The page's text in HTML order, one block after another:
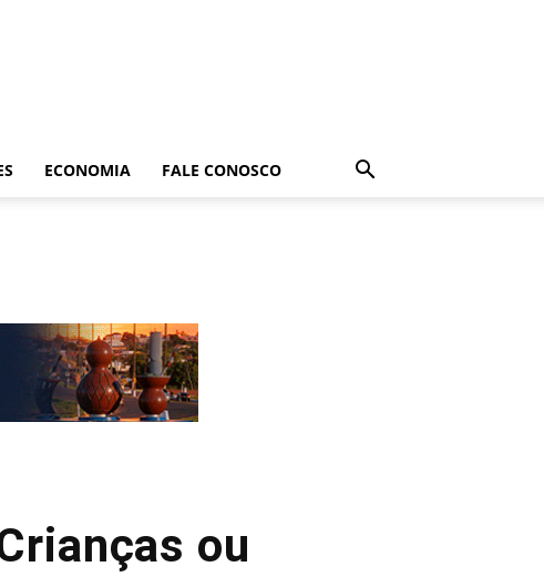
ECONOMIA FALE CONOSCO
ou